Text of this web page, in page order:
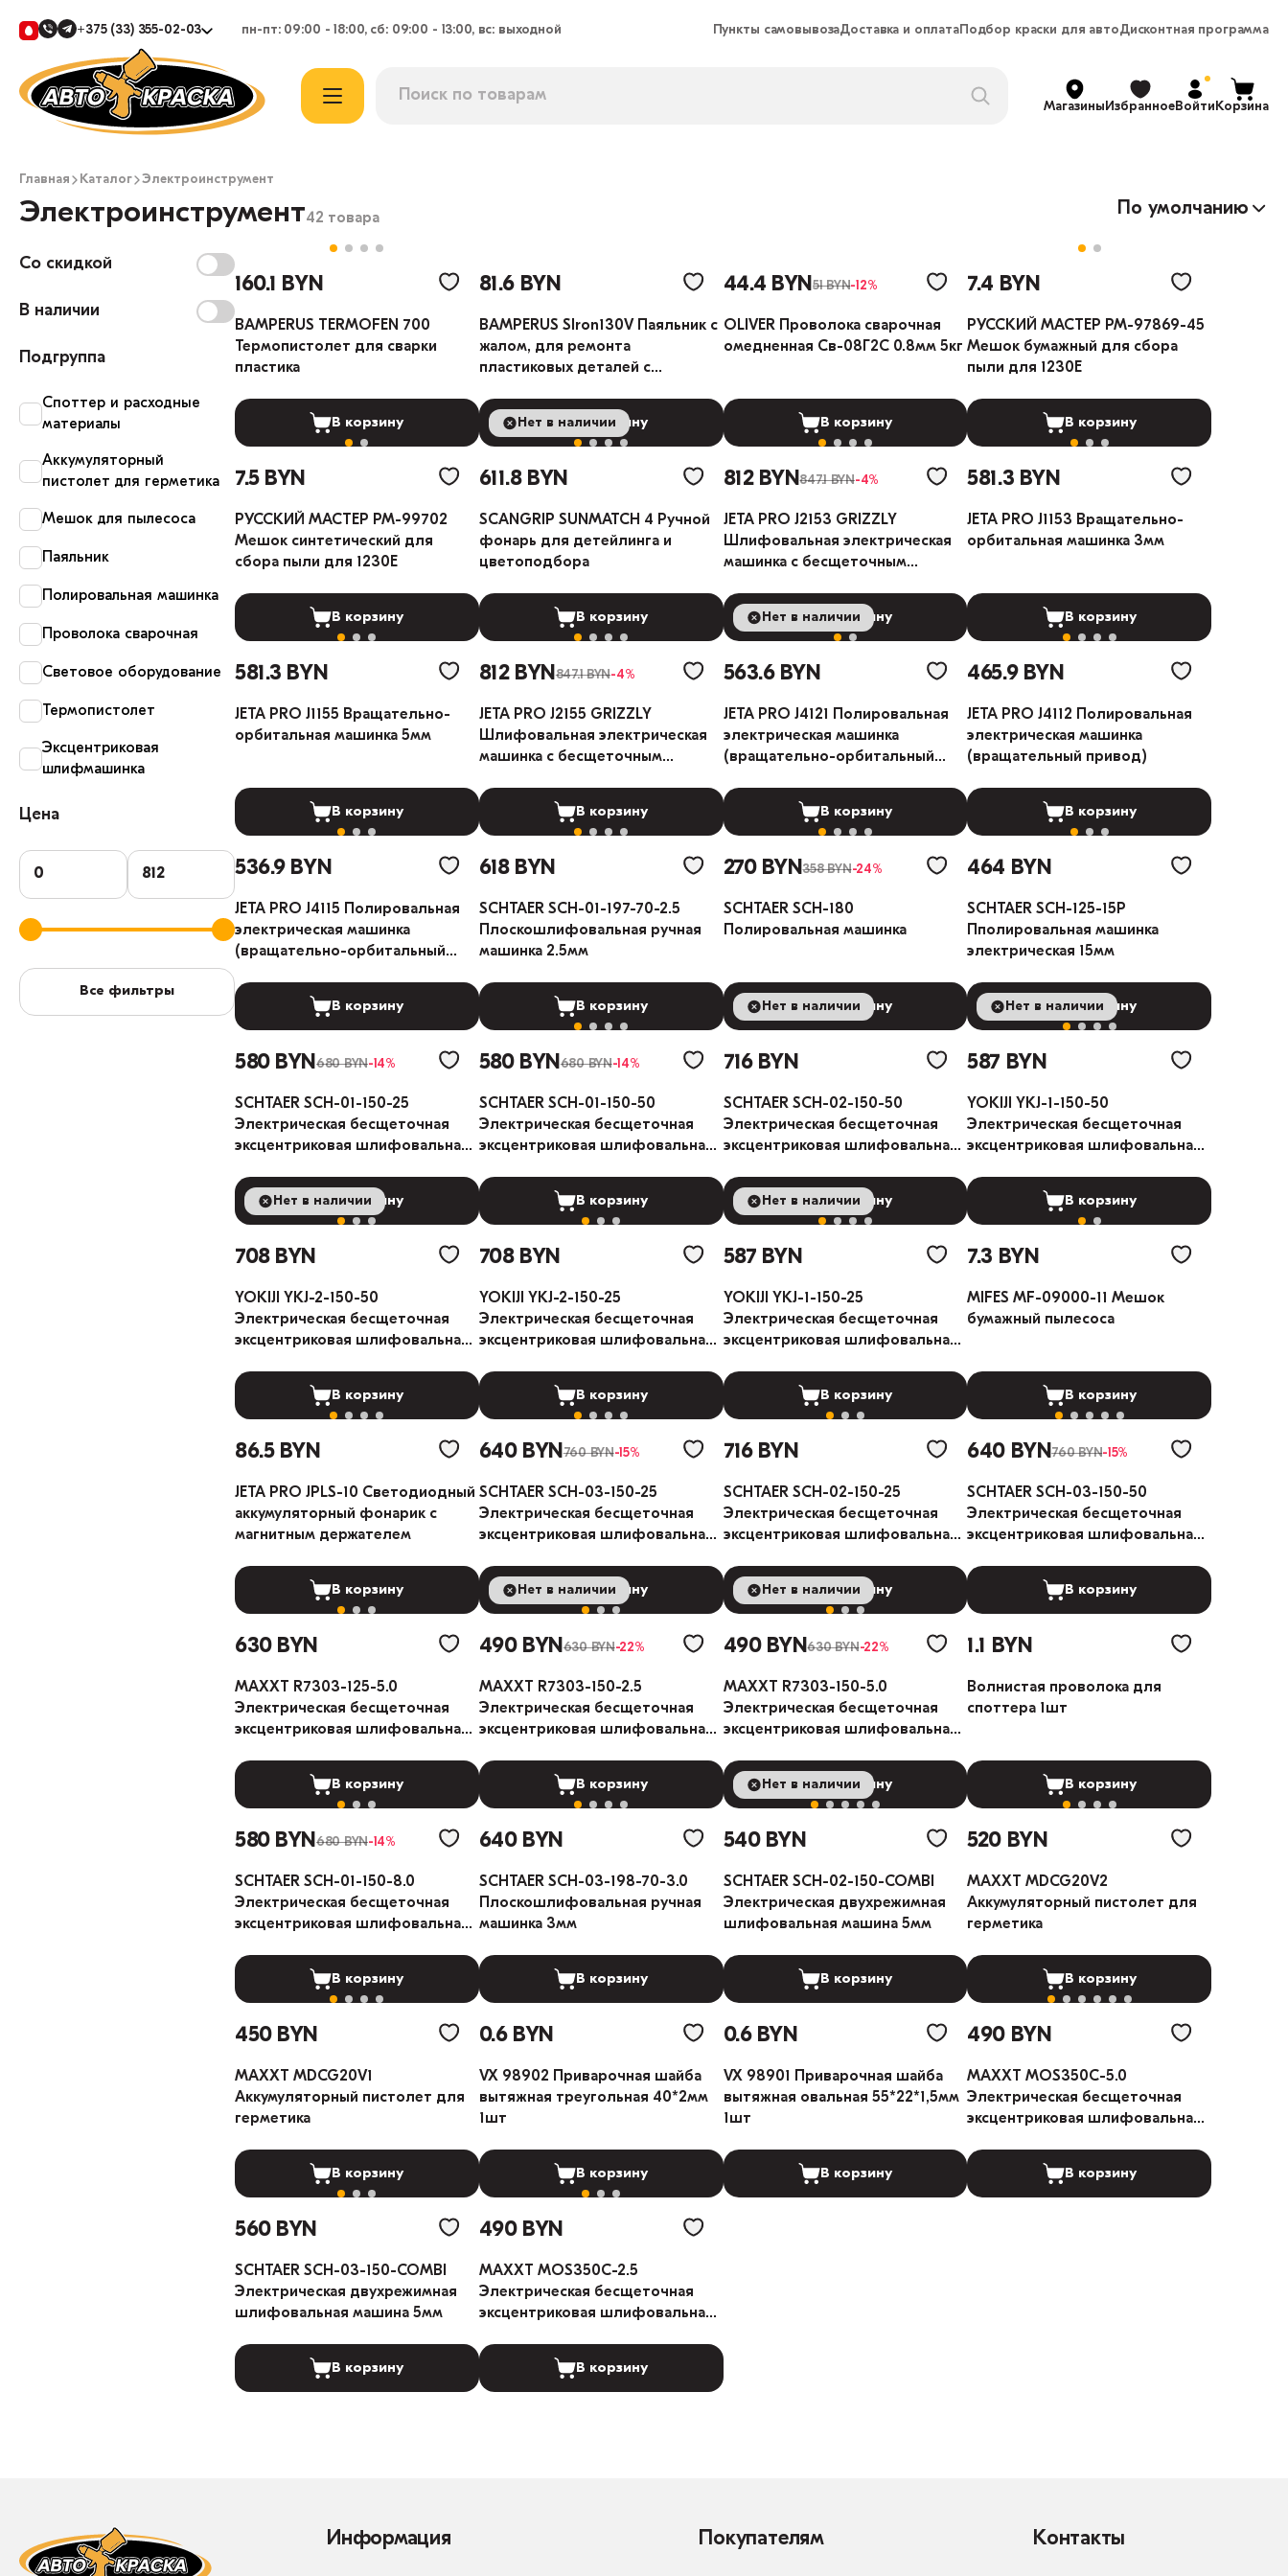
+375 (33) 355-02-03 пн-пт: 09:00 - 18:00, сб: 09:00 - 13:00, вс: выходной Пункты самовывозаДоставка и оплатаПодбор краски для автоДисконтная программа
МагазиныИзбранноеВойтиКорзина
Главная Каталог Электроинструмент
Электроинструмент42 товара
По умолчанию
Со скидкой
В наличии
Подгруппа
Cпоттер и расходные
материалы
Аккумуляторный
пистолет для герметика
Мешок для пылесоса
Паяльник
Полировальная машинка
Проволока сварочная
Световое оборудование
Термопистолет
Эксцентриковая
шлифмашинка
Цена
Все фильтры
160.1 BYN
BAMPERUS TERMOFEN 700
Термопистолет для сварки
пластика
В корзину
81.6 BYN
BAMPERUS SIron130V Паяльник с
жалом, для ремонта
пластиковых деталей с
В корзину
44.4 BYN51 BYN-12%
OLIVER Проволока сварочная
омедненная Св-08Г2С 0.8мм 5кг
В корзину
7.4 BYN
РУССКИЙ МАСТЕР РМ-97869-45
Мешок бумажный для сбора
пыли для 1230E
В корзину
7.5 BYN
РУССКИЙ МАСТЕР РМ-99702
Мешок синтетический для
сбора пыли для 1230E
В корзину
Нет в наличии
611.8 BYN
SCANGRIP SUNMATCH 4 Ручной
фонарь для детейлинга и
цветоподбора
В корзину
812 BYN847.1 BYN-4%
JETA PRO J2153 GRIZZLY
Шлифовальная электрическая
машинка с бесщеточным
В корзину
581.3 BYN
JETA PRO J1153 Вращательно-
орбитальная машинка 3мм
В корзину
581.3 BYN
JETA PRO J1155 Вращательно-
орбитальная машинка 5мм
В корзину
812 BYN847.1 BYN-4%
JETA PRO J2155 GRIZZLY
Шлифовальная электрическая
машинка с бесщеточным
В корзину
Нет в наличии
563.6 BYN
JETA PRO J4121 Полировальная
электрическая машинка
(вращательно-орбитальный
В корзину
465.9 BYN
JETA PRO J4112 Полировальная
электрическая машинка
(вращательный привод)
В корзину
536.9 BYN
JETA PRO J4115 Полировальная
электрическая машинка
(вращательно-орбитальный
В корзину
618 BYN
SCHTAER SCH-01-197-70-2.5
Плоскошлифовальная ручная
машинка 2.5мм
В корзину
270 BYN358 BYN-24%
SCHTAER SCH-180
Полировальная машинка
В корзину
464 BYN
SCHTAER SCH-125-15P
Пполировальная машинка
электрическая 15мм
В корзину
580 BYN680 BYN-14%
SCHTAER SCH-01-150-25
Электрическая бесщеточная
эксцентриковая шлифовальная
В корзину
580 BYN680 BYN-14%
SCHTAER SCH-01-150-50
Электрическая бесщеточная
эксцентриковая шлифовальная
В корзину
Нет в наличии
716 BYN
SCHTAER SCH-02-150-50
Электрическая бесщеточная
эксцентриковая шлифовальная
В корзину
Нет в наличии
587 BYN
YOKIJI YKJ-1-150-50
Электрическая бесщеточная
эксцентриковая шлифовальная
В корзину
Нет в наличии
708 BYN
YOKIJI YKJ-2-150-50
Электрическая бесщеточная
эксцентриковая шлифовальная
В корзину
708 BYN
YOKIJI YKJ-2-150-25
Электрическая бесщеточная
эксцентриковая шлифовальная
В корзину
Нет в наличии
587 BYN
YOKIJI YKJ-1-150-25
Электрическая бесщеточная
эксцентриковая шлифовальная
В корзину
7.3 BYN
MIFES MF-09000-11 Мешок
бумажный пылесоса
В корзину
86.5 BYN
JETA PRO JPLS-10 Светодиодный
аккумуляторный фонарик с
магнитным держателем
В корзину
640 BYN760 BYN-15%
SCHTAER SCH-03-150-25
Электрическая бесщеточная
эксцентриковая шлифовальная
В корзину
716 BYN
SCHTAER SCH-02-150-25
Электрическая бесщеточная
эксцентриковая шлифовальная
В корзину
640 BYN760 BYN-15%
SCHTAER SCH-03-150-50
Электрическая бесщеточная
эксцентриковая шлифовальная
В корзину
630 BYN
MAXXT R7303-125-5.0
Электрическая бесщеточная
эксцентриковая шлифовальная
В корзину
Нет в наличии
490 BYN630 BYN-22%
MAXXT R7303-150-2.5
Электрическая бесщеточная
эксцентриковая шлифовальная
В корзину
Нет в наличии
490 BYN630 BYN-22%
MAXXT R7303-150-5.0
Электрическая бесщеточная
эксцентриковая шлифовальная
В корзину
1.1 BYN
Волнистая проволока для
споттера 1шт
В корзину
580 BYN680 BYN-14%
SCHTAER SCH-01-150-8.0
Электрическая бесщеточная
эксцентриковая шлифовальная
В корзину
640 BYN
SCHTAER SCH-03-198-70-3.0
Плоскошлифовальная ручная
машинка 3мм
В корзину
Нет в наличии
540 BYN
SCHTAER SCH-02-150-COMBI
Электрическая двухрежимная
шлифовальная машина 5мм
В корзину
520 BYN
MAXXT MDCG20V2
Аккумуляторный пистолет для
герметика
В корзину
450 BYN
MAXXT MDCG20V1
Аккумуляторный пистолет для
герметика
В корзину
0.6 BYN
VX 98902 Приварочная шайба
вытяжная треугольная 40*2мм
1шт
В корзину
0.6 BYN
VX 98901 Приварочная шайба
вытяжная овальная 55*22*1,5мм
1шт
В корзину
490 BYN
MAXXT MOS350C-5.0
Электрическая бесщеточная
эксцентриковая шлифовальная
В корзину
560 BYN
SCHTAER SCH-03-150-COMBI
Электрическая двухрежимная
шлифовальная машина 5мм
В корзину
490 BYN
MAXXT MOS350C-2.5
Электрическая бесщеточная
эксцентриковая шлифовальная
В корзину
Информация Покупателям Контакты